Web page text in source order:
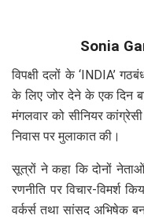
Sonia
विपक्षी दलों के ‘INDIA’
के लिए जोर देने के एक दिन
मंगलवार को सीनियर
निवास पर मुलाकात की।
सूत्रों ने कहा कि दोनों
रणनीति पर विचार-विमर्श
वर्कर्स तथा सांसद अभिषेक